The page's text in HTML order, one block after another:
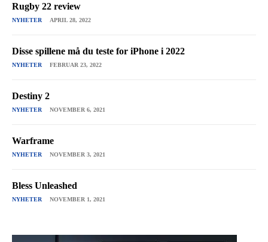
Rugby 22 review
NYHETER APRIL 28, 2022
Disse spillene må du teste for iPhone i 2022
NYHETER FEBRUAR 23, 2022
Destiny 2
NYHETER NOVEMBER 6, 2021
Warframe
NYHETER NOVEMBER 3, 2021
Bless Unleashed
NYHETER NOVEMBER 1, 2021